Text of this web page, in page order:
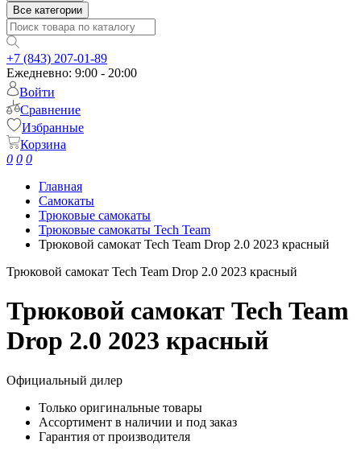
Все категории
+7 (843) 207-01-89
Ежедневно: 9:00 - 20:00
Войти
Сравнение
Избранные
Корзина
0 0 0
Главная
Самокаты
Трюковые самокаты
Трюковые самокаты Tech Team
Трюковой самокат Tech Team Drop 2.0 2023 красный
Трюковой самокат Tech Team Drop 2.0 2023 красный
Трюковой самокат Tech Team
Drop 2.0 2023 красный
Официальный дилер
Только оригинальные товары
Ассортимент в наличии и под заказ
Гарантия от производителя